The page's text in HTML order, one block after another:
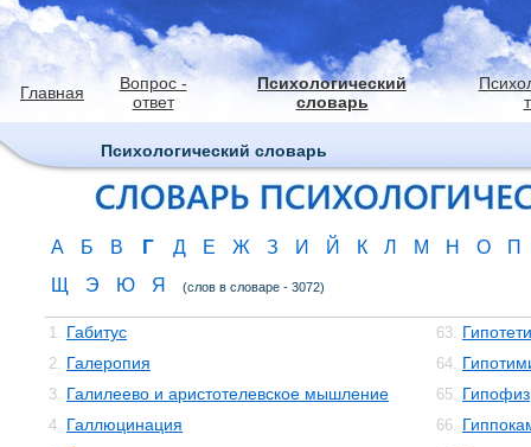
Главная
Вопрос -
ответ
Психологический
словарь
Психологический словарь
А Б В Г Д Е Ж З И Й К Л М Н О
П
Щ
Э Ю Я (слов в словаре - 3072)
1. Габитус
2. Галеропия
3. Галилеево и аристотелевское мышление
4. Галлюцинация
63.
64.
65. Гипофиз
66.